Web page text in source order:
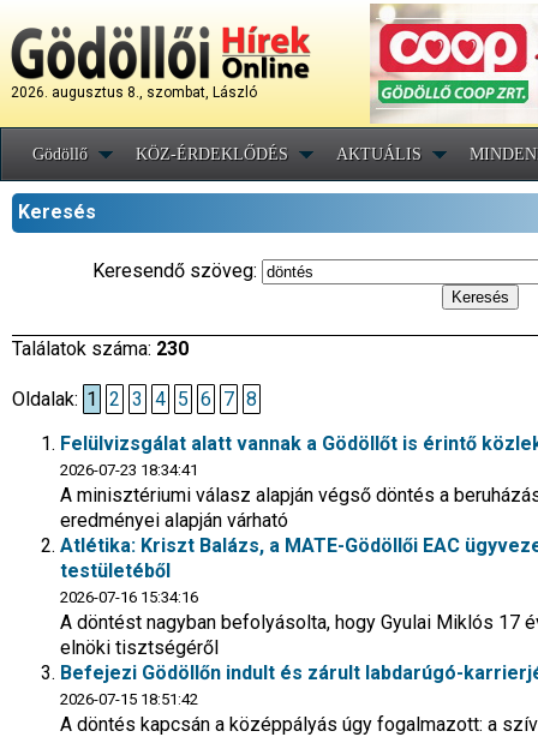
2026. augusztus 8., szombat, László
Gödöllő KÖZ-ÉRDEKLŐDÉS AKTUÁLIS
Keresés
Keresendő szöveg:
Találatok száma: 230
Oldalak: 1 2 3 4 5 6 7 8
Felülvizsgálat alatt vannak a Gödöllőt is érintő
2026-07-23 18:34:41
A minisztériumi válasz alapján végső döntés a
eredményei alapján várható
Atlétika: Kriszt Balázs, a MATE-Gödöllői EAC
testületéből
2026-07-16 15:34:16
A döntést nagyban befolyásolta, hogy Gyulai Miklós 17
elnöki tisztségéről
Befejezi Gödöllőn indult és zárult labdarúgó-
2026-07-15 18:51:42
A döntés kapcsán a középpályás úgy fogalmazott: a